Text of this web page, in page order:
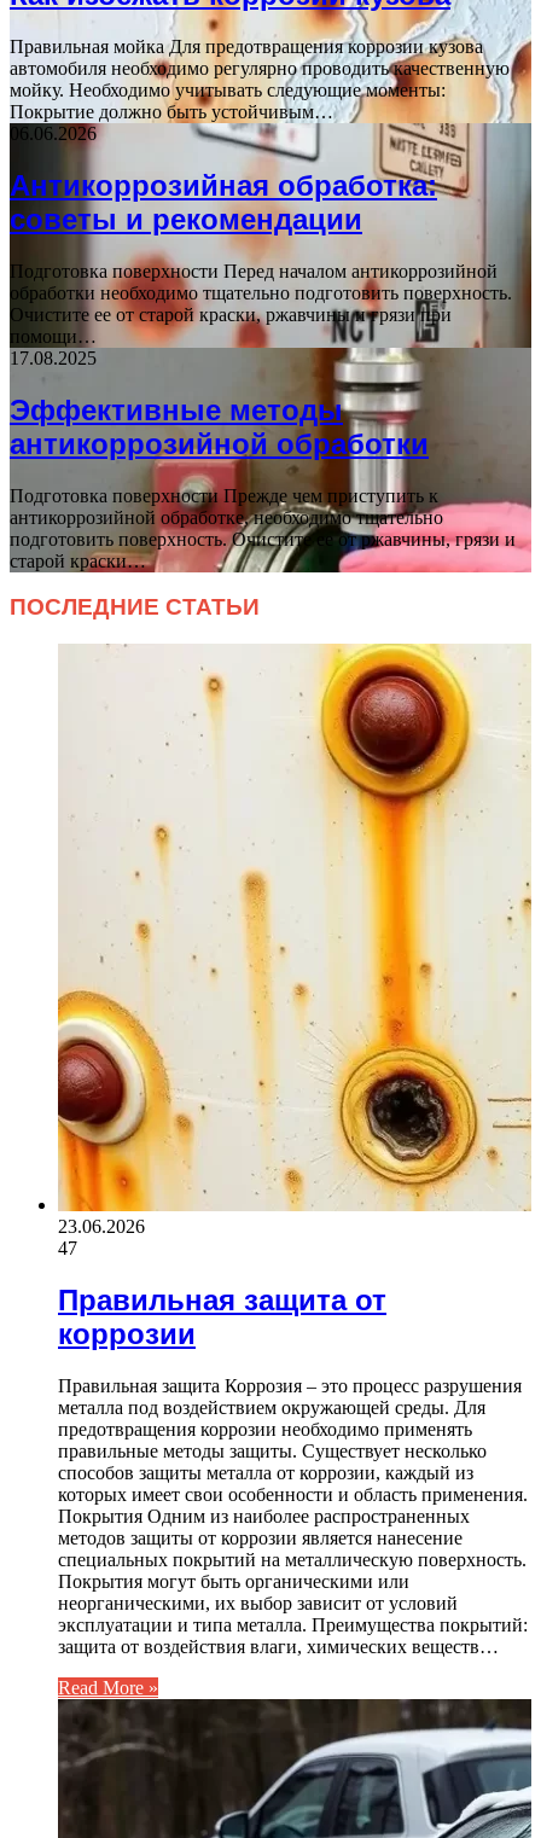
Правильная мойка Для предотвращения коррозии кузова
автомобиля необходимо регулярно проводить качественную
мойку. Необходимо учитывать следующие моменты:
Покрытие должно быть устойчивым…
06.06.2026
Антикоррозийная обработка:
советы и рекомендации
Подготовка поверхности Перед началом антикоррозийной
обработки необходимо тщательно подготовить поверхность.
Очистите ее от старой краски, ржавчины и грязи при
помощи…
17.08.2025
Эффективные методы
антикоррозийной обработки
Подготовка поверхности Прежде чем приступить к
антикоррозийной обработке, необходимо тщательно
подготовить поверхность. Очистите ее от ржавчины, грязи и
старой краски…
ПОСЛЕДНИЕ СТАТЬИ
23.06.2026
47
Правильная защита от
коррозии
Правильная защита Коррозия – это процесс разрушения
металла под воздействием окружающей среды. Для
предотвращения коррозии необходимо применять
правильные методы защиты. Существует несколько
способов защиты металла от коррозии, каждый из
которых имеет свои особенности и область применения.
Покрытия Одним из наиболее распространенных
методов защиты от коррозии является нанесение
специальных покрытий на металлическую поверхность.
Покрытия могут быть органическими или
неорганическими, их выбор зависит от условий
эксплуатации и типа металла. Преимущества покрытий:
защита от воздействия влаги, химических веществ…
Read More »